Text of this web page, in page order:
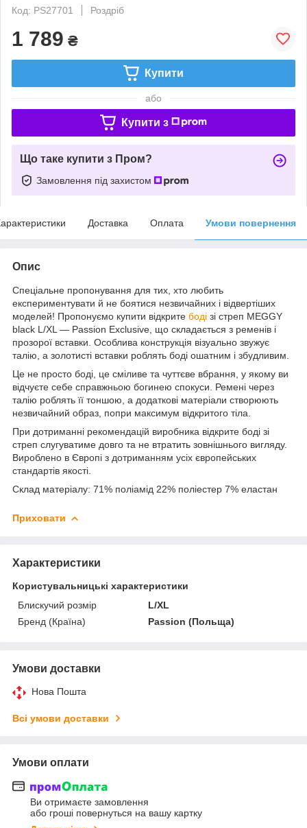
Код: PS27701
Роздріб
1 789 ₴
Купити
або
Купити з
Що таке купити з Пром?
Замовлення під захистом
Доставка Оплата Умови повернення
Опис
Спеціальне пропонування для тих, хто любить
експериментувати й не боятися незвичайних і відвертіших
моделей! Пропонуємо купити відкрите боді зі стреп MEGGY
black L/XL — Passion Exclusive, що складається з ременів і
прозорої вставки. Особлива конструкція візуально звужує
талію, а золотисті вставки роблять боді ошатним і збудливим.
Це не просто боді, це сміливе та чуттєве вбрання, у якому ви
відчуєте себе справжньою богинею спокуси. Ремені через
талію роблять її тоншою, а додаткові матеріали створюють
незвичайний образ, попри максимум відкритого тіла.
При дотриманні рекомендацій виробника відкрите боді зі
стреп слугуватиме довго та не втратить зовнішнього вигляду.
Вироблено в Європі з дотриманням усіх європейських
стандартів якості.
Склад матеріалу: 71% поліамід 22% поліестер 7% еластан
Приховати
Характеристики
Користувальницькі характеристики
Блискучий розмір
L/XL
Бренд (Країна)
Passion (Польща)
Умови доставки
Нова Пошта
Всі умови доставки
Умови оплати
Ви отримаєте замовлення
або гроші повернуться на вашу картку